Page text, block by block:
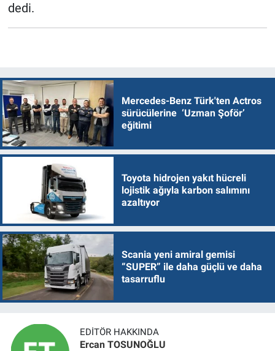
dedi.
Mercedes-Benz Türk'ten Actros
sürücülerine ‘Uzman Şoför’
eğitimi
Toyota hidrojen yakıt hücreli
lojistik ağıyla karbon salımını
azaltıyor
Scania yeni amiral gemisi
“SUPER” ile daha güçlü ve daha
tasarruflu
EDITÖR HAKKINDA
Ercan TOSUNOĞLU